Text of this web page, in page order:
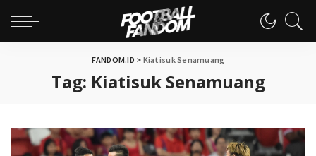
FANDOM.ID > Kiatisuk Senamuang
Tag: Kiatisuk Senamuang